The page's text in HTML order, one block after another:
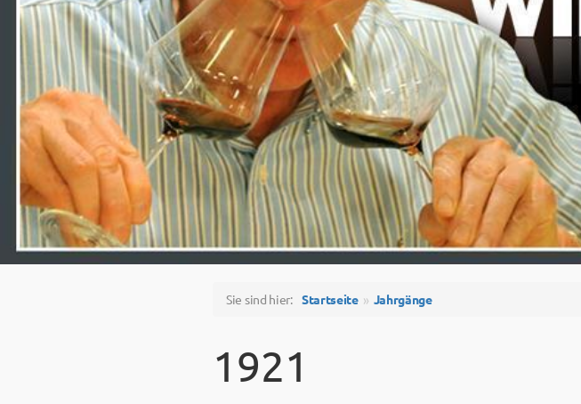
Sie sind hier: Startseite Jahrgänge
1921